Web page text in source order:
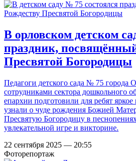
В орловском детском
праздник,
Пресвятой Богородицы
Педагоги детского сада № 75 города
сотрудниками сектора дошкольного
епархии подготовили для ребят
узнали о чуде рождения Божией
Пресвятую Богородицу в
увлекательной игре и викторине.
22 сентября 2025 — 20:55
Фоторепортаж